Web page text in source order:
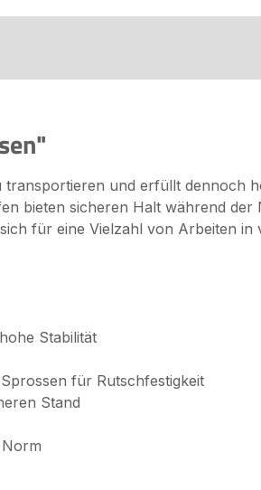
und erfüllt dennoch
bieten sicheren Halt während der
für eine Vielzahl von Arbeiten in
Stabilität
für Rutschfestigkeit
Stand